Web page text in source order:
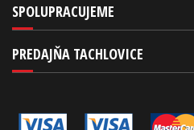
SPOLUPRACUJEME
PREDAJŇA TACHLOVICE